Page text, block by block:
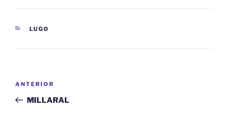
CATEGORÍAS
LUGO
entradas
Entrada
anterior:
ANTERIOR
MILLARAL